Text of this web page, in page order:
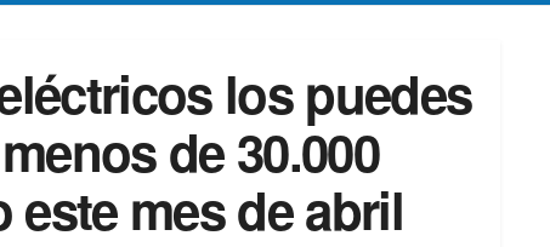
los puedes
de 30.000
mes de abril